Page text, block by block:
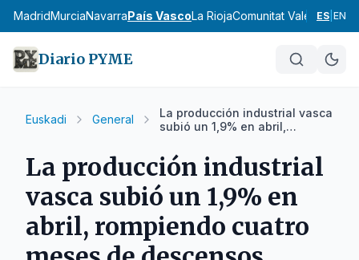
MadridMurciaNavarraPaís VascoLa RiojaComunitat Valenciana
ES EN
Diario PYME
Euskadi General
La producción industrial vasca
subió un 1,9% en abril,
descensos
La producción industrial
vasca subió un 1,9% en
abril, rompiendo cuatro